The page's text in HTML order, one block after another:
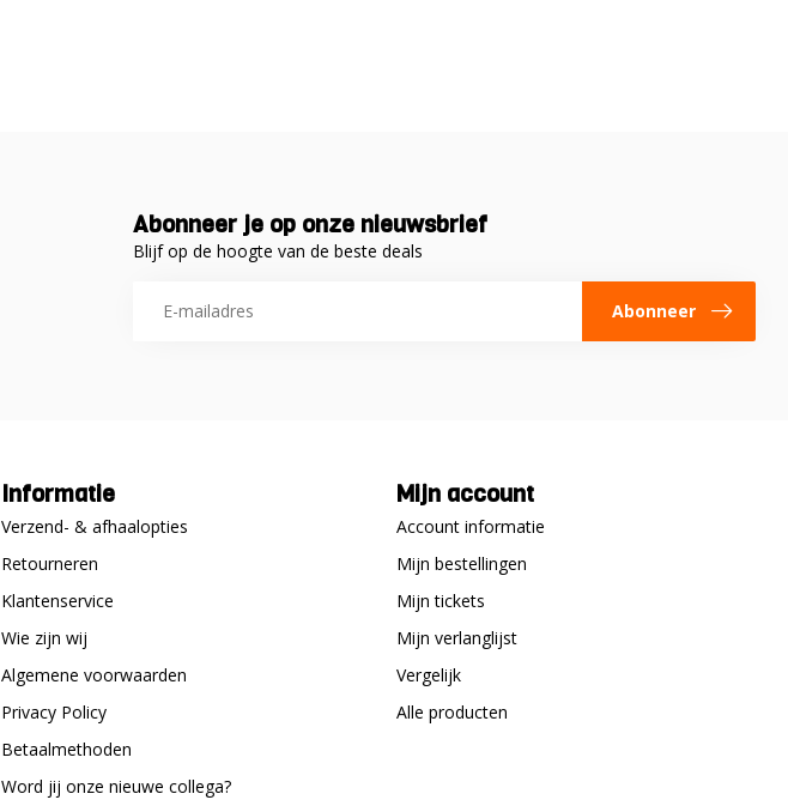
Abonneer je op onze nieuwsbrief
Blijf op de hoogte van de beste deals
Abonneer
Informatie
Verzend- & afhaalopties
Retourneren
Klantenservice
Wie zijn wij
Algemene voorwaarden
Privacy Policy
Betaalmethoden
Word jij onze nieuwe collega?
Mijn account
Account informatie
Mijn bestellingen
Mijn tickets
Mijn verlanglijst
Vergelijk
Alle producten